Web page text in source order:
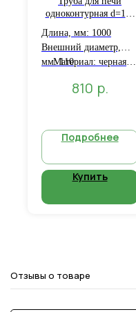
одноконтурная d=110
толщиной 1 мм L=1 м
Длина, мм: 1000
Внешний диаметр,
мм: 110
Материал: черная
810 р.
Подробнее
Купить
Отзывы о товаре